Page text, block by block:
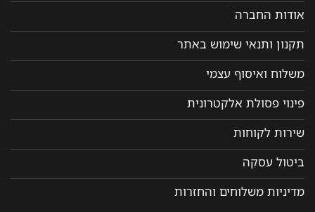
אודות החברה
תקנון ותנאי שימוש באתר
משלוח ואיסוף עצמי
פינוי פסולת אלקטרונית
שירות לקוחות
ביטול עסקה
מדיניות משלוחים והחזרות